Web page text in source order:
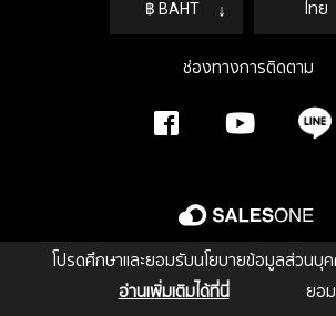
โปรดศึกษาและยอมรับนโยบายข้อมูลส่วนบุ
อ่านเพิ่มเติมได้ที่นี่
ยอ
฿ BAHT ↓ ไทย
ช่องทางการติดตาม